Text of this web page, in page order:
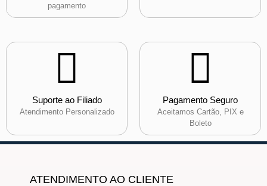
pagamento
Suporte ao Filiado
Atendimento Personalizado
Pagamento Seguro
Aceitamos Cartão, PIX e
Boleto
ATENDIMENTO AO CLIENTE